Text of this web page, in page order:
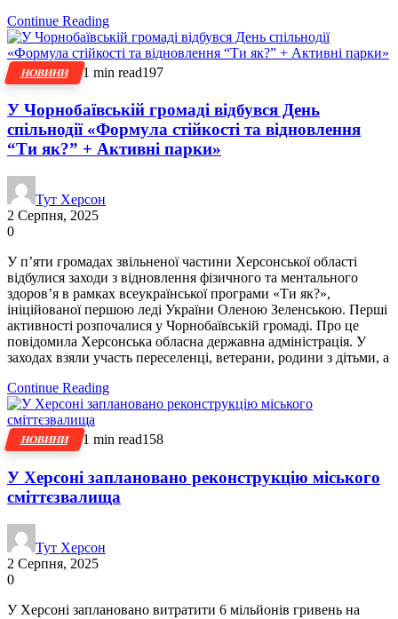
Continue Reading
НОВИНИ 1 min read197
У Чорнобаївській громаді відбувся День
спільнодії «Формула стійкості та відновлення
“Ти як?” + Активні парки»
Тут Херсон
2 Серпня, 2025
0
У п’яти громадах звільненої частини Херсонської області
відбулися заходи з відновлення фізичного та ментального
здоров’я в рамках всеукраїнської програми «Ти як?»,
ініційованої першою леді України Оленою Зеленською. Перші
активності розпочалися у Чорнобаївській громаді. Про це
повідомила Херсонська обласна державна адміністрація. У
заходах взяли участь переселенці, ветерани, родини з дітьми, а
Continue Reading
НОВИНИ 1 min read158
У Херсоні заплановано реконструкцію міського
сміттєзвалища
Тут Херсон
2 Серпня, 2025
0
У Херсоні заплановано витратити 6 мільйонів гривень на